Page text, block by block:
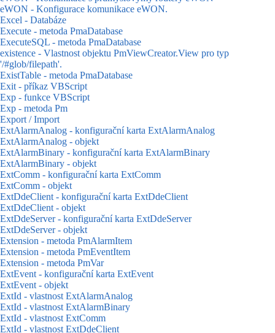
eWON - Konfigurace komunikace eWON.
Excel - Databáze
Execute - metoda PmaDatabase
ExecuteSQL - metoda PmaDatabase
existence - Vlastnost objektu PmViewCreator.View pro typ
'/#glob/filepath'.
ExistTable - metoda PmaDatabase
Exit - příkaz VBScript
Exp - funkce VBScript
Exp - metoda Pm
Export / Import
ExtAlarmAnalog - konfigurační karta ExtAlarmAnalog
ExtAlarmAnalog - objekt
ExtAlarmBinary - konfigurační karta ExtAlarmBinary
ExtAlarmBinary - objekt
ExtComm - konfigurační karta ExtComm
ExtComm - objekt
ExtDdeClient - konfigurační karta ExtDdeClient
ExtDdeClient - objekt
ExtDdeServer - konfigurační karta ExtDdeServer
ExtDdeServer - objekt
Extension - metoda PmAlarmItem
Extension - metoda PmEventItem
Extension - metoda PmVar
ExtEvent - konfigurační karta ExtEvent
ExtEvent - objekt
ExtId - vlastnost ExtAlarmAnalog
ExtId - vlastnost ExtAlarmBinary
ExtId - vlastnost ExtComm
ExtId - vlastnost ExtDdeClient